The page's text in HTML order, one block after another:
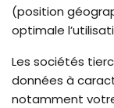
(position
optimale
Les sociétés
données à
notamment